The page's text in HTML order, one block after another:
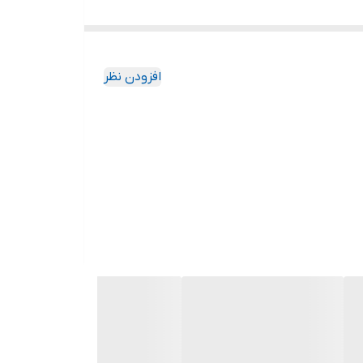
افزودن نظر